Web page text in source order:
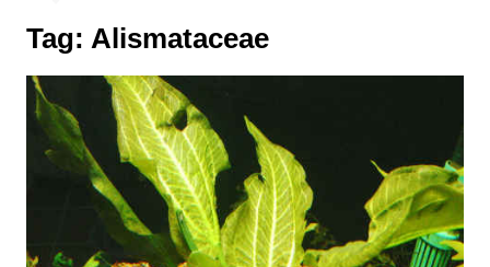
Tag: Alismataceae